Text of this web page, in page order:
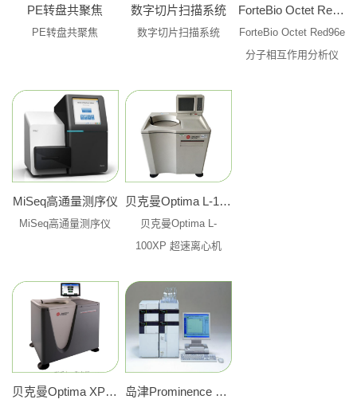
PE转盘共聚焦
PE转盘共聚焦
数字切片扫描系统
数字切片扫描系统
ForteBio Octet Red96e 分子相互作用分析仪
ForteBio Octet Red96e
分子相互作用分析仪
MiSeq高通量测序仪
MiSeq高通量测序仪
贝克曼Optima L-100XP 超速离心机
贝克曼Optima L-
100XP 超速离心机
贝克曼Optima XPN-100 超速离心机 岛津Prominence LC-20A UFLC Stack HPLC